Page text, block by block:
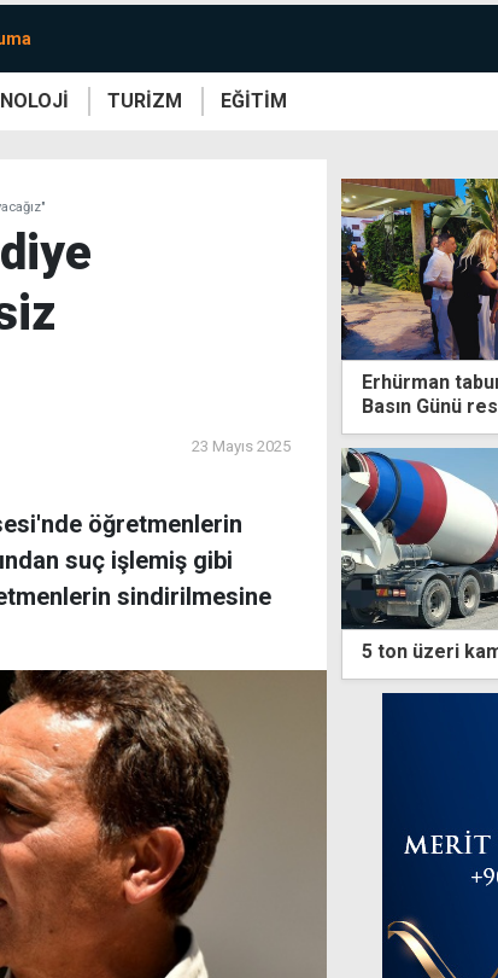
TURİZM EĞİTİM
23 Mayıs 2025
öğretmenlerin
suç işlemiş gibi
sindirilmesine
Erhürman
Basın Günü
5 ton üzeri